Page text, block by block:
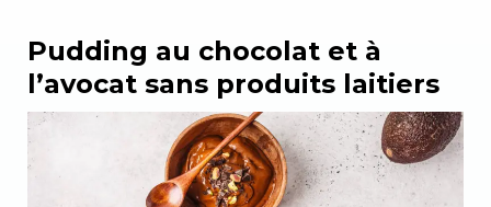
Pudding au chocolat et à
l’avocat sans produits laitiers